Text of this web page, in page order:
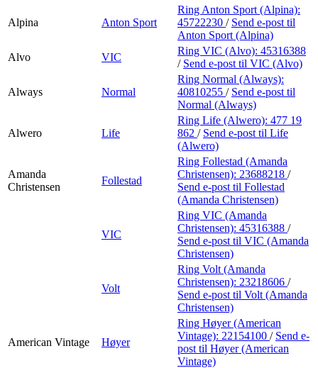
Alpina Anton Sport
Ring Anton Sport (Alpina):
45722230 / Send e-post til
Anton Sport (Alpina)
Alvo
VIC
Ring VIC (Alvo): 45316388
/ Send e-post til VIC (Alvo)
Always Normal
Ring Normal (Always):
40810255 / Send e-post til
Normal (Always)
Alwero Life
Ring Life (Alwero): 477 19
862 / Send e-post til Life
(Alwero)
Amanda
Christensen
Follestad
Ring Follestad (Amanda
Christensen): 23688218 /
Send e-post til Follestad
(Amanda Christensen)
VIC
Ring VIC (Amanda
Christensen): 45316388 /
Send e-post til VIC (Amanda
Christensen)
Volt
Ring Volt (Amanda
Christensen): 23218606 /
Send e-post til Volt (Amanda
Christensen)
American Vintage Høyer
Ring Høyer (American
Vintage): 22154100 / Send e-
post til Høyer (American
Vintage)